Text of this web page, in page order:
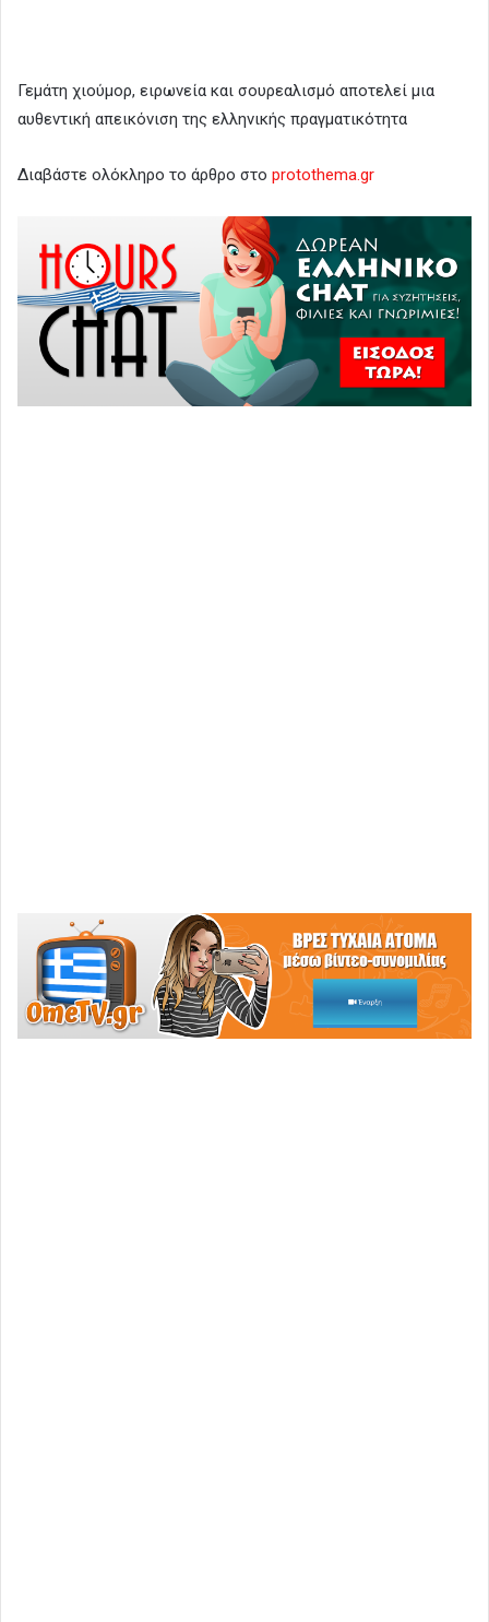
Γεμάτη χιούμορ, ειρωνεία και σουρεαλισμό αποτελεί μια
αυθεντική απεικόνιση της ελληνικής πραγματικότητα
Διαβάστε ολόκληρο το άρθρο στο protothema.gr